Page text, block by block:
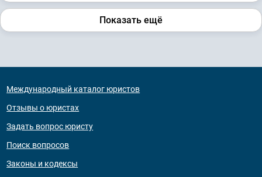
Показать ещё
Международный каталог юристов
Отзывы о юристах
Задать вопрос юристу
Поиск вопросов
Законы и кодексы